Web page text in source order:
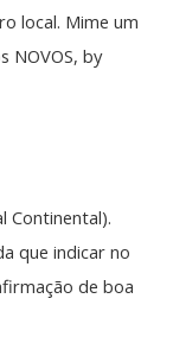
local. Mime um
NOVOS, by
Continental).
que indicar no
de boa